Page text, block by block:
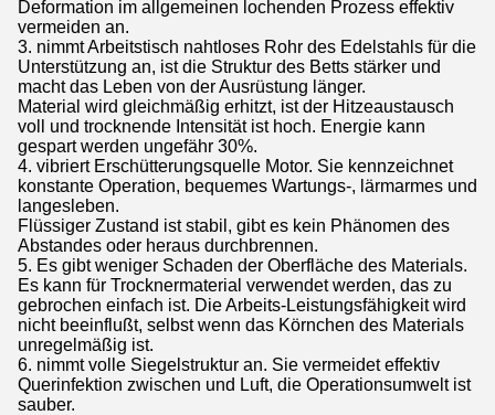
Deformation im allgemeinen lochenden Prozess effektiv
vermeiden an.
3. nimmt Arbeitstisch nahtloses Rohr des Edelstahls für die
Unterstützung an, ist die Struktur des Betts stärker und
macht das Leben von der Ausrüstung länger.
Material wird gleichmäßig erhitzt, ist der Hitzeaustausch
voll und trocknende Intensität ist hoch. Energie kann
gespart werden ungefähr 30%.
4. vibriert Erschütterungsquelle Motor. Sie kennzeichnet
konstante Operation, bequemes Wartungs-, lärmarmes und
langesleben.
Flüssiger Zustand ist stabil, gibt es kein Phänomen des
Abstandes oder heraus durchbrennen.
5. Es gibt weniger Schaden der Oberfläche des Materials.
Es kann für Trocknermaterial verwendet werden, das zu
gebrochen einfach ist. Die Arbeits-Leistungsfähigkeit wird
nicht beeinflußt, selbst wenn das Körnchen des Materials
unregelmäßig ist.
6. nimmt volle Siegelstruktur an. Sie vermeidet effektiv
Querinfektion zwischen und Luft, die Operationsumwelt ist
sauber.